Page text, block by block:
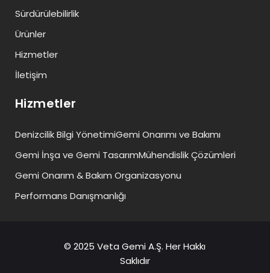
Sürdürülebilirlik
Ürünler
Hizmetler
İletişim
Hizmetler
Denizcilik Bilgi YönetimiGemi Onarımı ve Bakımı
Gemi İnşa ve Gemi TasarımMühendislik Çözümleri
Gemi Onarım & Bakım Organizasyonu
Performans Danışmanlığı
© 2025 Veta Gemi A.Ş. Her Hakkı
Saklıdır